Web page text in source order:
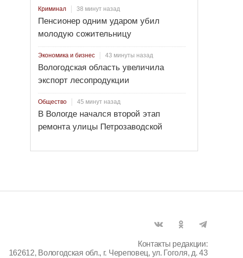
Криминал 38 минут назад
Пенсионер одним ударом убил
молодую сожительницу
Экономика и бизнес 43 минуты назад
Вологодская область увеличила
экспорт лесопродукции
Общество 45 минут назад
В Вологде начался второй этап
ремонта улицы Петрозаводской
Контакты редакции:
162612, Вологодская обл., г. Череповец, ул. Гоголя, д. 43